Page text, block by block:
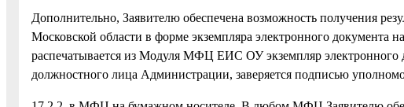
Дополнительно, Заявителю обеспечена возможность получения
Московской области в форме экземпляра электронного
распечатывается из Модуля МФЦ ЕИС ОУ экземпляр
должностного лица Администрации, заверяется подписью